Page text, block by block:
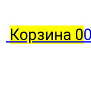
Корзина 0